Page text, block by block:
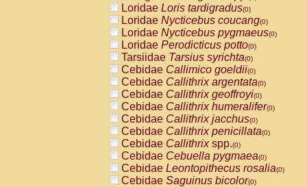
Atelidae Lagothrix lagothricha
AtelidaeLagothrix lagothricha cana
PitheciidaeCacajao calvus
PitheciidaeCallicebus cupreus
PitheciidaeCallicebus donacophilus
PitheciidaeCallicebus moloch
PitheciidaeCallicebus torquatus
PitheciidaeCallicebusspp.(0)
PitheciidaeChiropotes satanas(0)
PitheciidaePithecia monachus
PitheciidaePithecia pithecia(0)
CercopithecidaeCercocebus agilis
CercopithecidaeCercocebus
CercopithecidaeCercocebus
CercopithecidaeCercocebus
Loridae Loris tardigradus(0)
Loridae Nycticebus coucang(0)
Loridae Nycticebus pygmaeus(0)
Loridae Perodicticus potto(0)
Tarsiidae Tarsius syrichta(0)
Cebidae Callimico goeldii(0)
Cebidae Callithrix argentata(0)
Cebidae Callithrix geoffroyi(0)
Cebidae Callithrix humeralifer(0)
Cebidae Callithrix jacchus(0)
Cebidae Callithrix penicillata(0)
Cebidae Callithrixspp.(0)
Cebidae Cebuella pygmaea(0)
Cebidae Leontopithecus rosalia(0)
Cebidae Saguinus bicolor(0)